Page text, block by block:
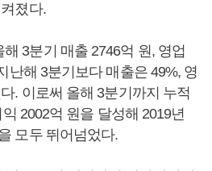
졌다.
3분기 매출 2746억 원, 영업
난해 3분기보다 매출은 49%, 영
. 이로써 올해 3분기까지 누적
2002억 원을 달성해 2019년
모두 뛰어넘었다.